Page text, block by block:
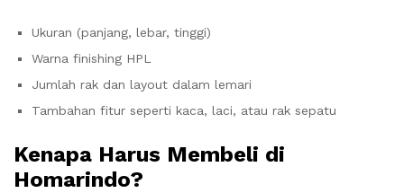
Ukuran (panjang, lebar, tinggi)
Warna finishing HPL
Jumlah rak dan layout dalam lemari
Tambahan fitur seperti kaca, laci, atau rak sepatu
Kenapa Harus Membeli di
Homarindo?